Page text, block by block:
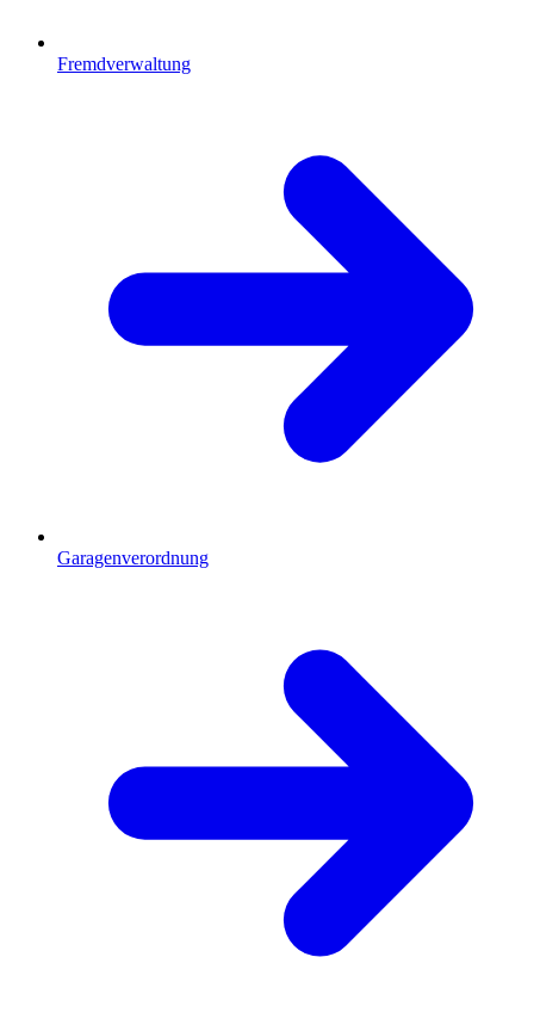
Fremdverwaltung
Garagenverordnung